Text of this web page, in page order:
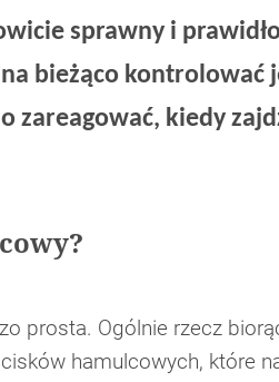
sprawny i
bieżąco kontrolować
zareagować, kiedy
prosta. Ogólnie rzecz
hamulcowych, które